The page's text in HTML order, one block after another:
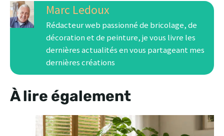
Marc Ledoux
Rédacteur web passionné de bricolage, de
décoration et de peinture, je vous livre les
dernières actualités en vous partageant mes
dernières créations
À lire également